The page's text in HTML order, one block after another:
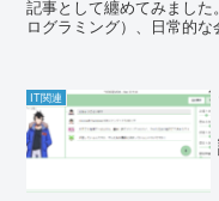
記事として纏めてみまし
ログラミング）、日常的な
IT関連